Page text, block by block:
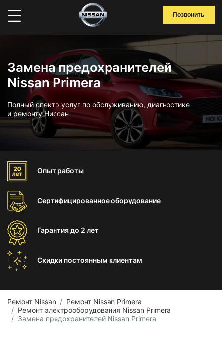
Позвонить
Замена предохранителей
Nissan Primera
Полный спектр услуг по обслуживанию, диагностике
и ремонту Ниссан
Опыт работы
Сертифицированноеоборудование
Гарантиядо 2 лет
Скидки постоянным клиентам
Ремонт Nissan
Ремонт Nissan Primera
Ремонт электрооборудования Nissan Primera
Замена предохранителей Nissan Primera